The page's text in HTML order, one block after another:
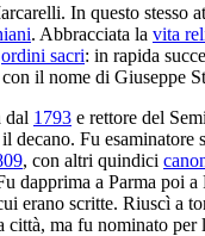
In questo stesso
. Abbracciata la vita
ordini sacri: in rapida
il nome di Giuseppe
dal 1793 e rettore del
decano. Fu esaminatore
, con altri quindici
dapprima a Parma poi
erano scritte. Riuscì a
città, ma fu nominato per